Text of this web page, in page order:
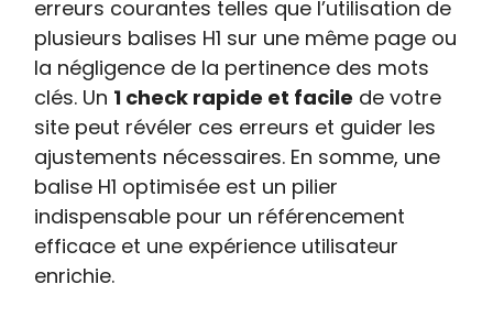
erreurs courantes telles que l’utilisation de
plusieurs balises H1 sur une même page ou
la négligence de la pertinence des mots
clés. Un 1 check rapide et facile de votre
site peut révéler ces erreurs et guider les
ajustements nécessaires. En somme, une
balise H1 optimisée est un pilier
indispensable pour un référencement
efficace et une expérience utilisateur
enrichie.